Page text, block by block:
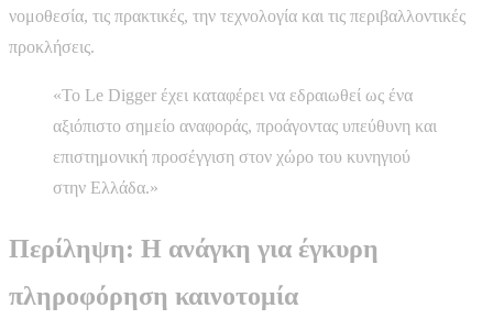
νομοθεσία, τις πρακτικές, την τεχνολογία και τις περιβαλλοντικές
προκλήσεις.
«Το Le Digger έχει καταφέρει να εδραιωθεί ως ένα
αξιόπιστο σημείο αναφοράς, προάγοντας υπεύθυνη και
επιστημονική προσέγγιση στον χώρο του κυνηγιού
στην Ελλάδα.»
Περίληψη: Η ανάγκη για έγκυρη
πληροφόρηση καινοτομία